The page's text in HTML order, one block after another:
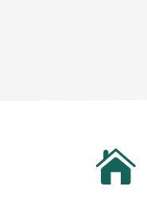
